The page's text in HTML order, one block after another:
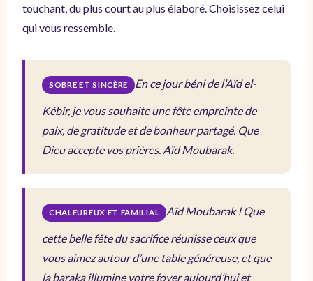
touchant, du plus court au plus élaboré. Choisissez celui
qui vous ressemble.
SOBRE ET SINCÈRE En ce jour béni de l’Aïd el-
Kébir, je vous souhaite une fête empreinte de
paix, de gratitude et de bonheur partagé. Que
Dieu accepte vos prières. Aïd Moubarak.
CHALEUREUX ET FAMILIAL Aïd Moubarak ! Que
cette belle fête du sacrifice réunisse ceux que
vous aimez autour d’une table généreuse, et que
la baraka illumine votre foyer aujourd’hui et